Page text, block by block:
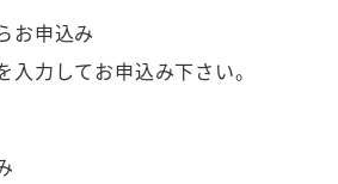
お申込み
力してお申込み下さい。